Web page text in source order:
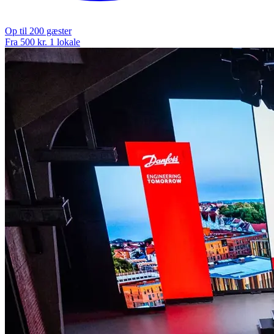
Op til 200 gæster
Fra 500 kr. 1 lokale